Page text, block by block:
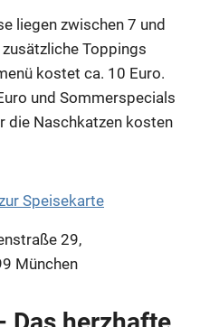
liegen zwischen 7 und
Toppings
kostet ca. 10 Euro.
und Sommerspecials
die Naschkatzen kosten
Speisekarte
29,
München